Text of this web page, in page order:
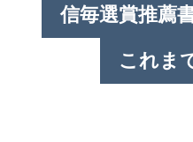
信毎選賞推薦
これま